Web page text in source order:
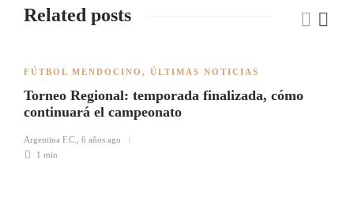
Related posts
FÚTBOL MENDOCINO , ÚLTIMAS NOTICIAS
Torneo Regional: temporada finalizada, cómo
continuará el campeonato
Argentina F.C.
6 años ago
1 min